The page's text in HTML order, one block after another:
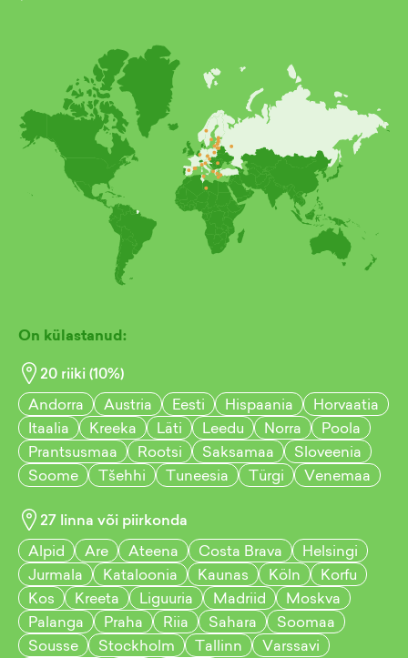
On külastanud:
20 riiki (10%)
Andorra
Austria Eesti Hispaania
Horvaatia
Itaalia
Kreeka Läti Leedu Norra
Poola
Prantsusmaa
Rootsi Saksamaa
Sloveenia
Soome
Tšehhi Tuneesia Türgi Venemaa
27 linna või piirkonda
Alpid
Are Ateena Costa Brava
Helsingi
Jurmala
Kataloonia Kaunas Köln
Korfu
Kos
Kreeta Liguuria Madriid
Moskva
Palanga
Praha Riia Sahara
Soomaa
Sousse
Stockholm Tallinn
Varssavi